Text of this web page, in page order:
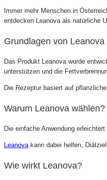
Immer mehr Menschen in
entdecken Leanova als natürliche
Grundlagen von Leanova
Das Produkt Leanova wurde
unterstützen und die
Die Rezeptur basiert auf
Warum Leanova wählen?
Die einfache Anwendung
Leanovakann dabei helfen,
Wie wirkt Leanova?